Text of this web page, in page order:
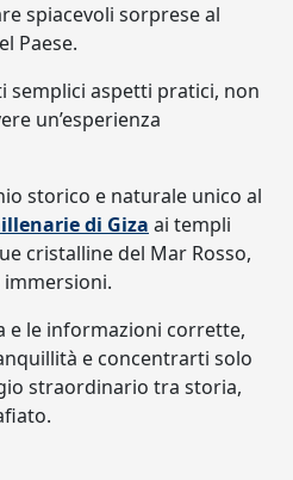
spiacevoli sorprese al
Paese.
semplici aspetti pratici, non
un’esperienza
storico e naturale unico al
di Giza ai templi
cristalline del Mar Rosso,
e le informazioni corrette,
e concentrarti solo
straordinario tra storia,